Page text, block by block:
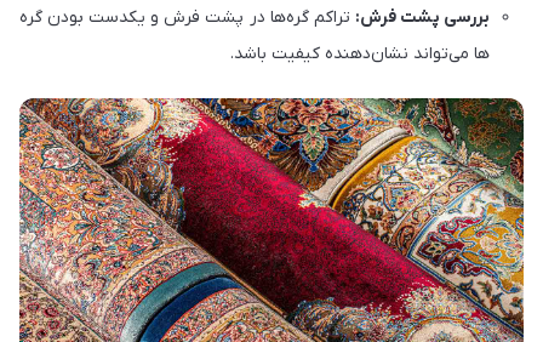
بررسی پشت فرش: تراکم گره‌ها در پشت فرش و یکدست بودن گره
ها می‌تواند نشان‌دهنده کیفیت باشد.